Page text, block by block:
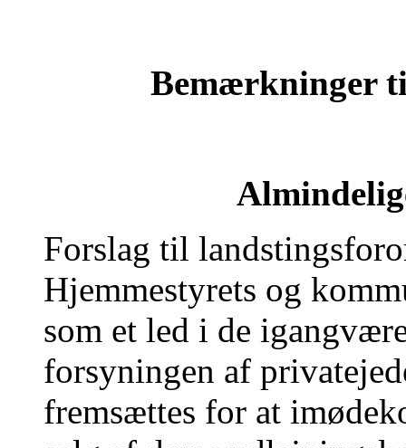
Bemærkninger
Forslag til
Hjemmestyrets og
som et led i de
forsyningen af
fremsættes for at